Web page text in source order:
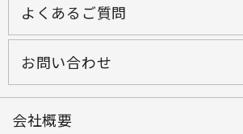
よくあるご質問
お問い合わせ
会社概要